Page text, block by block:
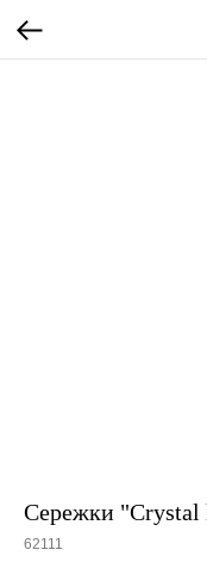
Сережки "Crystal
62111